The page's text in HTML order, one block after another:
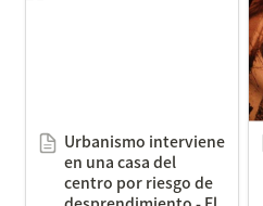
Urbanismo interviene
en una casa del
centro por riesgo de